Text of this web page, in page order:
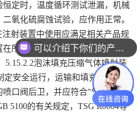
定时，温度循环测试泄漏，机械
氧化硫腐蚀试验，应作用正常。
注射装置中使用应满足相关产品规
所述瓶和所述密封管段组或气体
5.15.2.2泡沫填充压缩气体喷射装
安全运行，运输和填充STO压缩
口阀后卫，并应符合“气瓶安全
5100的有关规定，TSG R0004等